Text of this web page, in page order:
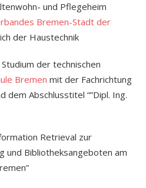
und Pflegeheim
Bremen-Stadt der
der Haustechnik
der technischen
Bremen mit der Fachrichtung
dem Abschlusstitel “”Dipl. Ing.
Retrieval zur
und Bibliotheksangeboten am